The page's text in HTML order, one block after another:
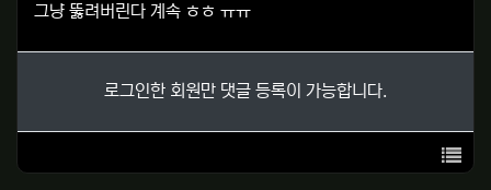
그냥 뚫려버린다 계속 ㅎㅎ ㅠㅠ
로그인한 회원만 댓글 등록이 가능합니다.
목록